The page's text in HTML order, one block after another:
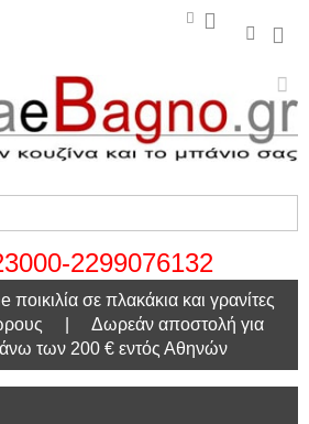
2299076132
σε πλακάκια και γρανίτες
| Δωρεάν αποστολή για
άνω των 200 € εντός Αθηνών